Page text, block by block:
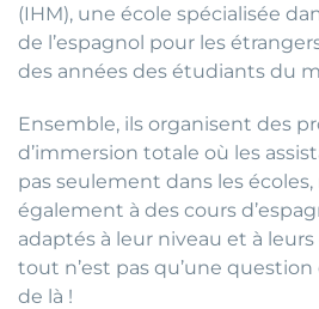
(IHM), une école spécialisée
de l’espagnol pour les
des années des étudiants du
Ensemble, ils organisent des
d’immersion totale où les
pas seulement dans les
également à des cours
adaptés à leur niveau et à leurs
tout n’est pas qu’une
de là !